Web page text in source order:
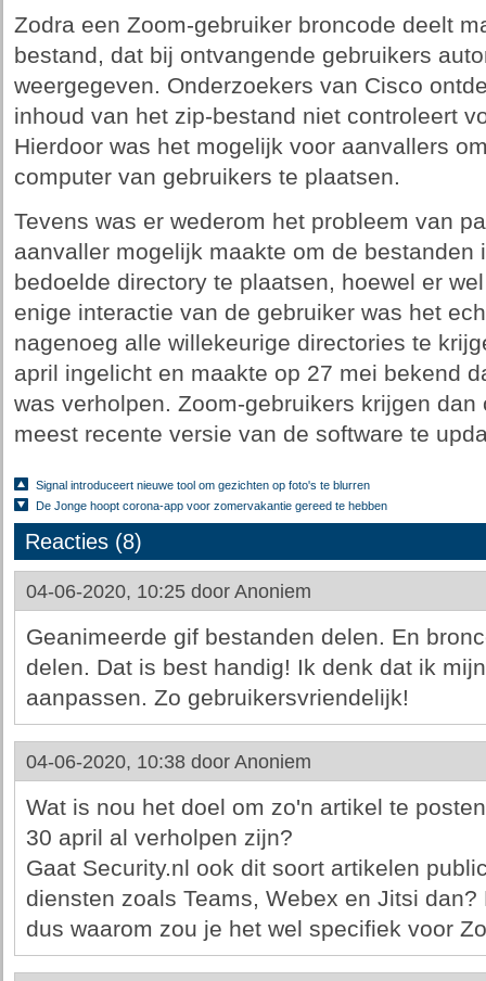
Zodra een Zoom-gebruiker broncode deelt
bestand, dat bij ontvangende gebruikers
weergegeven. Onderzoekers van Cisco
inhoud van het zip-bestand niet controleert
Hierdoor was het mogelijk voor aanvallers
computer van gebruikers te plaatsen.
Tevens was er wederom het probleem van
aanvaller mogelijk maakte om de bestanden
bedoelde directory te plaatsen, hoewel er
enige interactie van de gebruiker was het
nagenoeg alle willekeurige directories te
april ingelicht en maakte op 27 mei bekend
was verholpen. Zoom-gebruikers krijgen
meest recente versie van de software te
Signal introduceert nieuwe tool om gezichten op foto's te blurren
De Jonge hoopt corona-app voor zomervakantie gereed te hebben
Reacties (8)
04-06-2020, 10:25 door Anoniem
Geanimeerde gif bestanden delen. En
delen. Dat is best handig! Ik denk dat ik
aanpassen. Zo gebruikersvriendelijk!
04-06-2020, 10:38 door Anoniem
Wat is nou het doel om zo'n artikel te
30 april al verholpen zijn?
Gaat Security.nl ook dit soort artikelen
diensten zoals Teams, Webex en Jitsi
dus waarom zou je het wel specifiek voor